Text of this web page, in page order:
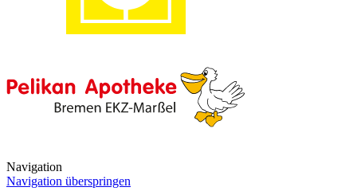
Navigation
Navigation überspringen